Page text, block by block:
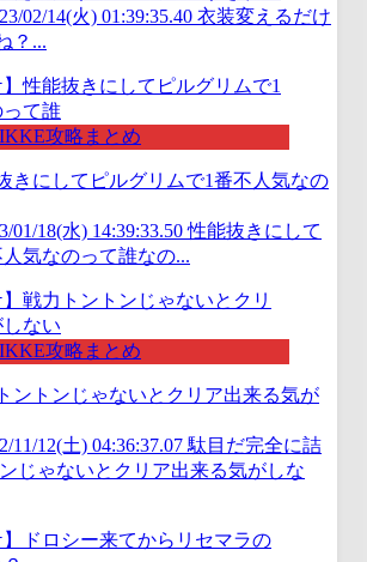
02/14(火) 01:39:35.40 衣装変えるだけ
？...
攻略まとめ
きにしてピルグリムで1番不人気なの
01/18(水) 14:39:33.50 性能抜きにして
気なのって誰なの...
攻略まとめ
ントンじゃないとクリア出来る気が
11/12(土) 04:36:37.07 駄目だ完全に詰
じゃないとクリア出来る気がしな